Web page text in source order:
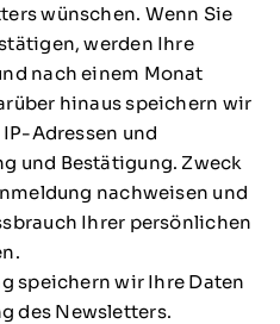
wünschen. Wenn Sie
werden Ihre
nach einem Monat
hinaus speichern wir
Adressen und
und Bestätigung. Zweck
nachweisen und
Ihrer persönlichen
speichern wir Ihre Daten
des Newsletters.